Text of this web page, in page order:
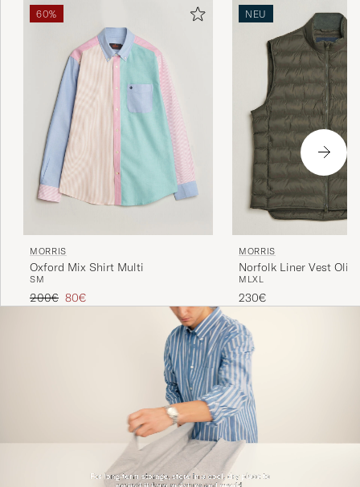
60%
MORRIS
Oxford Mix Shirt Multi
SM
Regulärer Preis
200€ Reduzierter Preis
80€
NEU
MORRIS
Norfolk Liner Vest Olive
M LXL
230€